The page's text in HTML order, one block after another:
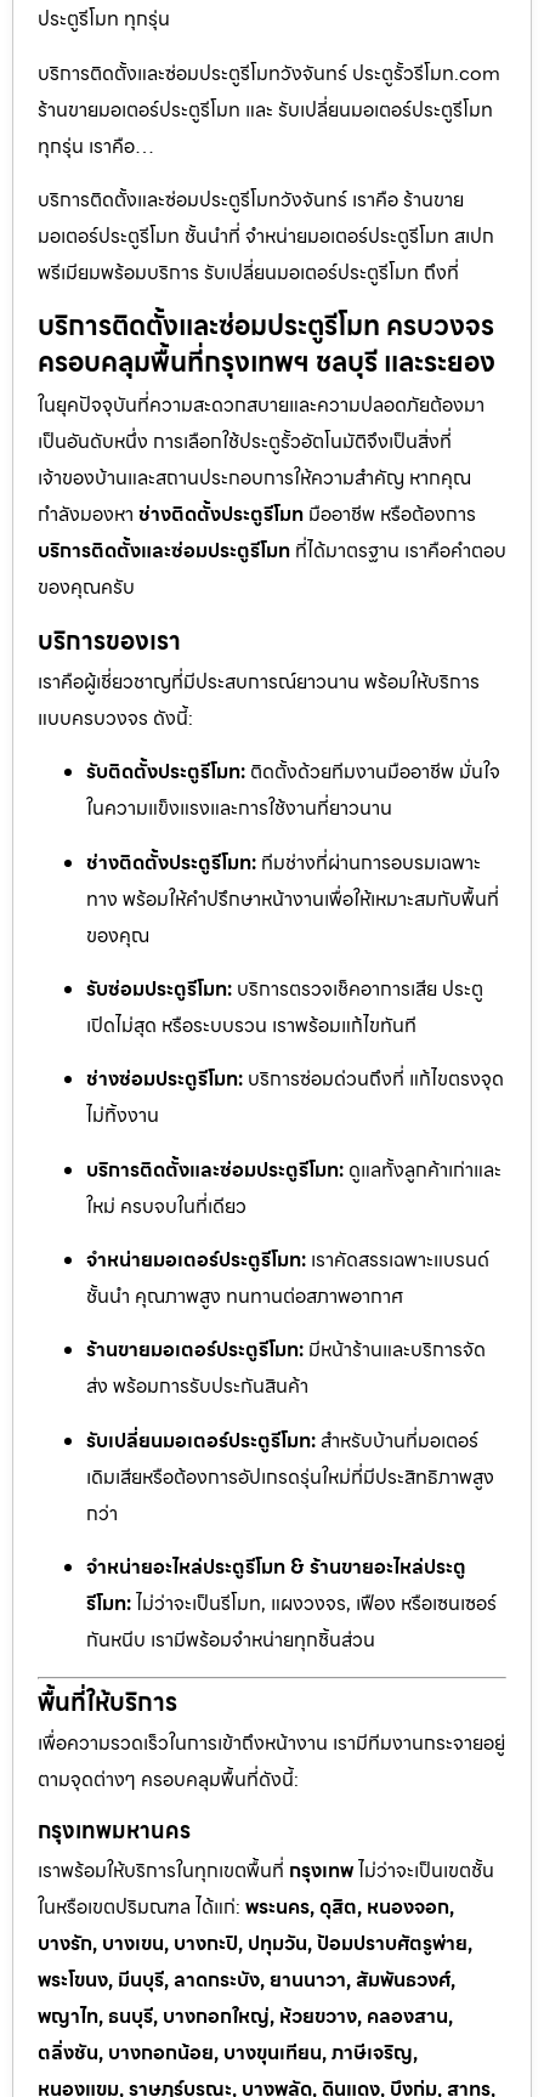
ประตูรีโมท ทุกรุ่น
บริการติดตั้งและซ่อมประตูรีโมทวังจันทร์ ประตูรั้วรีโมท.com
ร้านขายมอเตอร์ประตูรีโมท และ รับเปลี่ยนมอเตอร์ประตูรีโมท
ทุกรุ่น เราคือ…
บริการติดตั้งและซ่อมประตูรีโมทวังจันทร์ เราคือ ร้านขาย
มอเตอร์ประตูรีโมท ชั้นนำที่ จำหน่ายมอเตอร์ประตูรีโมท สเปก
พรีเมียมพร้อมบริการ รับเปลี่ยนมอเตอร์ประตูรีโมท ถึงที่
บริการติดตั้งและซ่อมประตูรีโมท ครบวงจร
ครอบคลุมพื้นที่กรุงเทพฯ ชลบุรี และระยอง
ในยุคปัจจุบันที่ความสะดวกสบายและความปลอดภัยต้องมา
เป็นอันดับหนึ่ง การเลือกใช้ประตูรั้วอัตโนมัติจึงเป็นสิ่งที่
เจ้าของบ้านและสถานประกอบการให้ความสำคัญ หากคุณ
กำลังมองหา ช่างติดตั้งประตูรีโมท มืออาชีพ หรือต้องการ
บริการติดตั้งและซ่อมประตูรีโมท ที่ได้มาตรฐาน เราคือคำตอบ
ของคุณครับ
บริการของเรา
เราคือผู้เชี่ยวชาญที่มีประสบการณ์ยาวนาน พร้อมให้บริการ
แบบครบวงจร ดังนี้:
รับติดตั้งประตูรีโมท: ติดตั้งด้วยทีมงานมืออาชีพ มั่นใจ
ในความแข็งแรงและการใช้งานที่ยาวนาน
ช่างติดตั้งประตูรีโมท: ทีมช่างที่ผ่านการอบรมเฉพาะ
ทาง พร้อมให้คำปรึกษาหน้างานเพื่อให้เหมาะสมกับพื้นที่
ของคุณ
รับซ่อมประตูรีโมท: บริการตรวจเช็คอาการเสีย ประตู
เปิดไม่สุด หรือระบบรวน เราพร้อมแก้ไขทันที
ช่างซ่อมประตูรีโมท: บริการซ่อมด่วนถึงที่ แก้ไขตรงจุด
ไม่ทิ้งงาน
บริการติดตั้งและซ่อมประตูรีโมท: ดูแลทั้งลูกค้าเก่าและ
ใหม่ ครบจบในที่เดียว
จำหน่ายมอเตอร์ประตูรีโมท: เราคัดสรรเฉพาะแบรนด์
ชั้นนำ คุณภาพสูง ทนทานต่อสภาพอากาศ
ร้านขายมอเตอร์ประตูรีโมท: มีหน้าร้านและบริการจัด
ส่ง พร้อมการรับประกันสินค้า
รับเปลี่ยนมอเตอร์ประตูรีโมท: สำหรับบ้านที่มอเตอร์
เดิมเสียหรือต้องการอัปเกรดรุ่นใหม่ที่มีประสิทธิภาพสูง
กว่า
จำหน่ายอะไหล่ประตูรีโมท & ร้านขายอะไหล่ประตู
รีโมท:ไม่ว่าจะเป็นรีโมท, แผงวงจร, เฟือง หรือเซนเซอร์
กันหนีบ เรามีพร้อมจำหน่ายทุกชิ้นส่วน
พื้นที่ให้บริการ
เพื่อความรวดเร็วในการเข้าถึงหน้างาน เรามีทีมงานกระจายอยู่
ตามจุดต่างๆ ครอบคลุมพื้นที่ดังนี้:
กรุงเทพมหานคร
เราพร้อมให้บริการในทุกเขตพื้นที่ กรุงเทพไม่ว่าจะเป็นเขตชั้น
ในหรือเขตปริมณฑล ได้แก่: พระนคร, ดุสิต, หนองจอก,
บางรัก, บางเขน, บางกะปิ, ปทุมวัน, ป้อมปราบศัตรูพ่าย,
พระโขนง, มีนบุรี, ลาดกระบัง, ยานนาวา, สัมพันธวงศ์,
พญาไท, ธนบุรี, บางกอกใหญ่, ห้วยขวาง, คลองสาน,
ตลิ่งชัน, บางกอกน้อย, บางขุนเทียน, ภาษีเจริญ,
หนองแขม, ราษฎร์บูรณะ, บางพลัด, ดินแดง, บึงกุ่ม, สาทร,